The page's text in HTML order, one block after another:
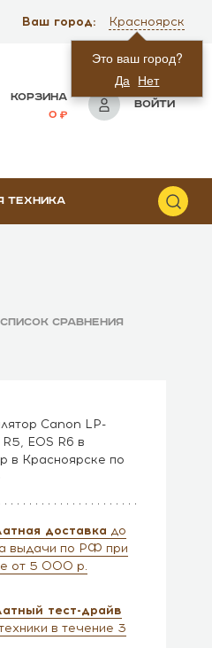
Ваш город:
Это ваш город?
Да Нет
Красноярск
КОРЗИНА
0
ВОЙТИ
ТЕХНИКА
СРАВНЕНИЯ
Canon LP-
EOS R6 в
в Красноярске по
доставка до
выдачи по РФ при
от 5 000 р.
тест-драйв
в течение 3